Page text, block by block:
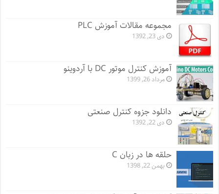
مجموعه مقالات آموزش PLC
دی 23, 1392
آموزش کنترل موتور DC با آردوینو
مرداد 26, 1399
دانلود جزوه کنترل صنعتی
دی 22, 1392
حلقه ها در زبان C
بهمن 22, 1398